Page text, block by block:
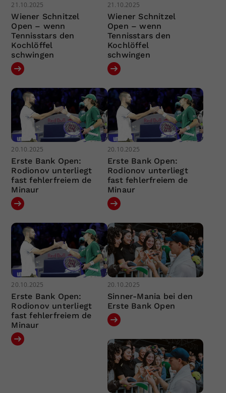
21.10.2025
Wiener Schnitzel
Open – wenn
Tennisstars den
Kochlöffel
schwingen
21.10.2025
Wiener Schnitzel
Open – wenn
Tennisstars den
Kochlöffel
schwingen
20.10.2025
Erste Bank Open:
Rodionov unterliegt
fast fehlerfreiem de
Minaur
20.10.2025
Erste Bank Open:
Rodionov unterliegt
fast fehlerfreiem de
Minaur
20.10.2025
Erste Bank Open:
Rodionov unterliegt
fast fehlerfreiem de
Minaur
20.10.2025
Sinner-Mania bei den
Erste Bank Open